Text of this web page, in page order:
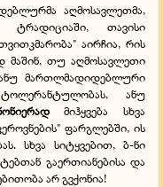
აღმოსავლეთმა,
თავისი
აირჩია, რის
მაშინ, თუ აღმოსავლეთი
მართლმადიდებლური
ანუ
მიჰყვება სხვა
ფარგლებში, ის
სხვა სიტყვებით, ბ-ნი
გაერთიანებისა და
არ გვქონია!